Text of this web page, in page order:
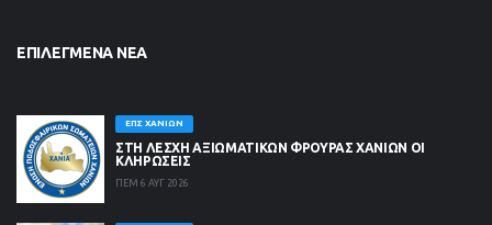
ΕΠΙΛΕΓΜΈΝΑ ΝΈΑ
ΕΠΣ ΧΑΝΊΩΝ
ΣΤΗ ΛΈΣΧΗ ΑΞΙΩΜΑΤΙΚΏΝ ΦΡΟΥΡΆΣ ΧΑΝΊΩΝ ΟΙ
ΚΛΗΡΏΣΕΙΣ
ΠΕΜ 6 ΑΥΓ 2026